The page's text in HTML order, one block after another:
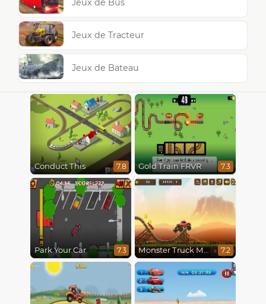
Jeux de Bus
Jeux de Tracteur
Jeux de Bateau
Conduct This 7.8 Gold Train FRVR 7.3
Park Your Car 7.3 Monster Truck Madness 7.2